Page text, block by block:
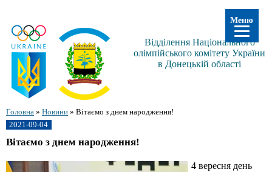
Відділення Національного
олімпійського комітету України
в Донецькій області
Головна » Новини » Вітаємо з днем народження!
2021-09-04
Вітаємо з днем народження!
4 вересня день
Меню